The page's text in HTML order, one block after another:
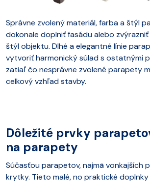
Správne zvolený materiál, farba a štýl
dokonale doplniť fasádu alebo
štýl objektu. Dlhé a elegantné línie
vytvoriť harmonický súlad s ostatnými
zatiaľ čo nesprávne zvolené parapety
celkový vzhľad stavby.
Dôležité prvky
na parapety
Súčasťou parapetov, najmä vonkajších
krytky. Tieto malé, no praktické doplnky